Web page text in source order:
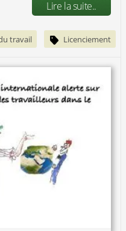
Lire la suite..
travail Licenciement